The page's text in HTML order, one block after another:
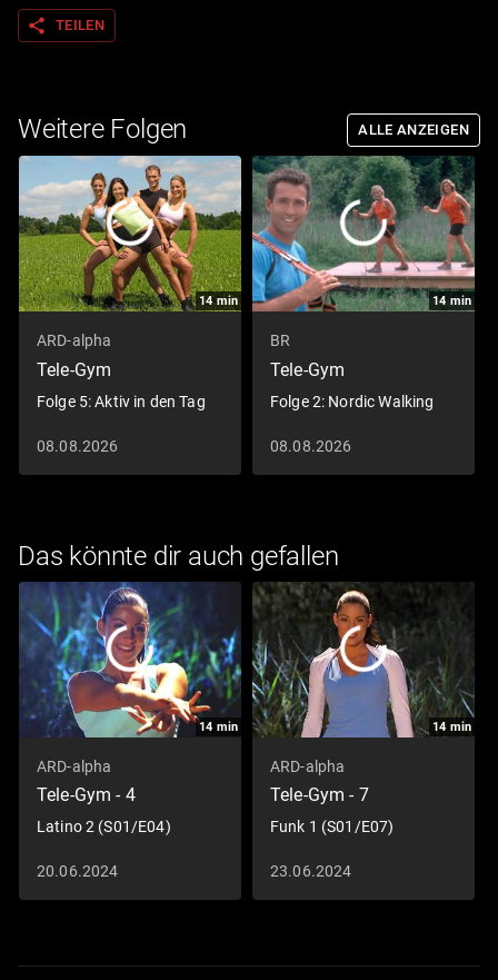
share TEILEN
Weitere Folgen ALLE ANZEIGEN
14min
ARD-alpha
Tele-Gym
Folge 5: Aktiv in den Tag
08.08.2026
14 min
BR
Tele-Gym
Folge 2: Nordic Walking
08.08.2026
Das könnte dir auch gefallen
14 min
ARD-alpha
Tele-Gym - 4
Latino 2 (S01/E04)
20.06.2024
14 min
ARD-alpha
Tele-Gym - 7
Funk 1 (S01/E07)
23.06.2024